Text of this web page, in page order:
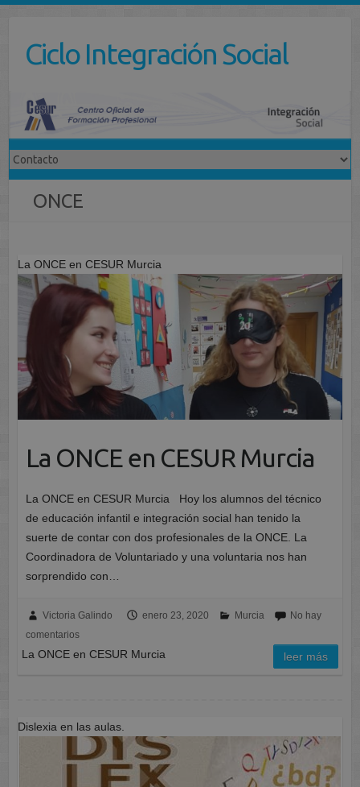
contenidoCiclo Integración Social
ONCE
La ONCE en CESUR Murcia
La ONCE en CESUR Murcia
La ONCE en CESUR Murcia Hoy los alumnos del técnico
de educación infantil e integración social han tenido la
suerte de contar con dos profesionales de la ONCE. La
Coordinadora de Voluntariado y una voluntaria nos han
sorprendido con…
Victoria Galindo enero 23, 2020 Murcia
No hay
comentarios
La ONCE en CESUR Murcia leer más
Dislexia en las aulas.